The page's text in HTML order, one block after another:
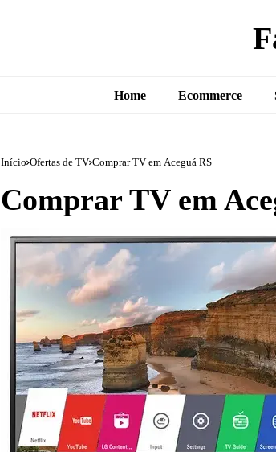
Home Ecommerce
Início Ofertas de TV Comprar TV em Aceguá RS
Comprar TV em